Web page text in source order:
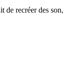
de recréer des son,